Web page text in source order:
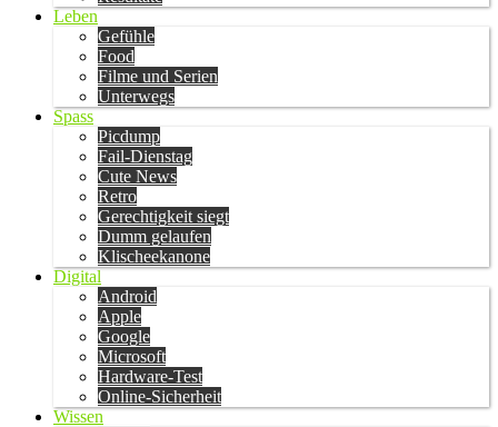
Leben
Gefühle
Food
Filme und Serien
Unterwegs
Spass
Picdump
Fail-Dienstag
Cute News
Retro
Gerechtigkeit siegt
Dumm gelaufen
Klischeekanone
Digital
Android
Apple
Google
Microsoft
Hardware-Test
Online-Sicherheit
Wissen